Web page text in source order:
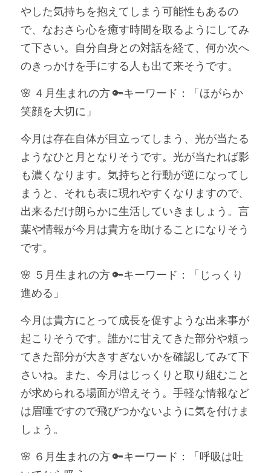
やした気持ちを抱えてしまう可能性もあるの
で、なおさら心を癒す時間を取るようにしてみ
て下さい。自分自身との対話を経て、何か次へ
のきっかけを手にする人も出て来そうです。
🌸 ４月生まれの方 🔑キーワード：「ほがらか
笑顔を大切に」
今月は存在自体が目立ってしまう、光が当たる
ようなひと月となりそうです。光が当たれば影
も濃くなります。気持ちと行動が逆になってし
まうと、それも表に現れやすくなりますので、
出来るだけ朗らかに生活していきましょう。言
葉や情報が今月は貴方を助けることになりそう
です。
🌸 ５月生まれの方 🔑キーワード：「じっくり
進める」
今月は貴方にとって成長を促すような出来事が
起こりそうです。誰かに甘えてきた部分や頼っ
てきた部分が大きすぎないかを確認してみて下
さいね。また、今月はじっくりと取り組むこと
が求められる場面が増えそう。手軽な情報など
は眉唾ですので飛びつかないように気を付けま
しょう。
🌸 ６月生まれの方 🔑キーワード：「呼吸は吐